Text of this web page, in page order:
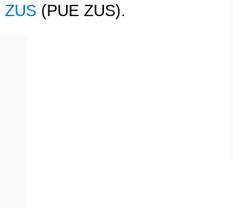
ZUS (PUE ZUS).